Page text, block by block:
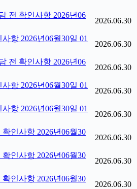
전 확인사항 2026년06
2026.06.30
항 2026년06월30일 01
2026.06.30
전 확인사항 2026년06
2026.06.30
항 2026년06월30일 01
2026.06.30
항 2026년06월30일 01
2026.06.30
인사항 2026년06월30
2026.06.30
인사항 2026년06월30
2026.06.30
인사항 2026년06월30
2026.06.30